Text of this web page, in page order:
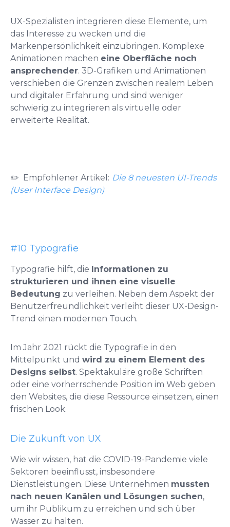
UX-Spezialisten integrieren diese Elemente, um
das Interesse zu wecken und die
Markenpersönlichkeit einzubringen. Komplexe
Animationen machen eine Oberfläche noch
ansprechender. 3D-Grafiken und Animationen
verschieben die Grenzen zwischen realem Leben
und digitaler Erfahrung und sind weniger
schwierig zu integrieren als virtuelle oder
erweiterte Realität.
✏️ Empfohlener Artikel : Die 8 neuesten UI-Trends
(User Interface Design)
#10 Typografie
Typografie hilft, die Informationen zu
strukturieren und ihnen eine visuelle
Bedeutung zu verleihen. Neben dem Aspekt der
Benutzerfreundlichkeit verleiht dieser UX-Design-
Trend einen modernen Touch.
Im Jahr 2021 rückt die Typografie in den
Mittelpunkt und wird zu einem Element des
Designs selbst. Spektakuläre große Schriften
oder eine vorherrschende Position im Web geben
den Websites, die diese Ressource einsetzen, einen
frischen Look.
Die Zukunft von UX
Wie wir wissen, hat die COVID-19-Pandemie viele
Sektoren beeinflusst, insbesondere
Dienstleistungen. Diese Unternehmen mussten
nach neuen Kanälen und Lösungen suchen,
um ihr Publikum zu erreichen und sich über
Wasser zu halten.